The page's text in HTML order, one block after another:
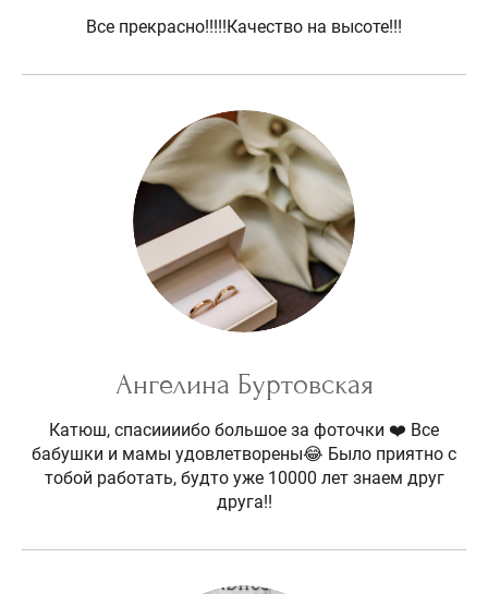
Все прекрасно!!!!!Качество на высоте!!!
Ангелина Буртовская
Катюш, спасиииибо большое за фоточки ❤️ Все
бабушки и мамы удовлетворены😂 Было приятно с
тобой работать, будто уже 10000 лет знаем друг
друга!!